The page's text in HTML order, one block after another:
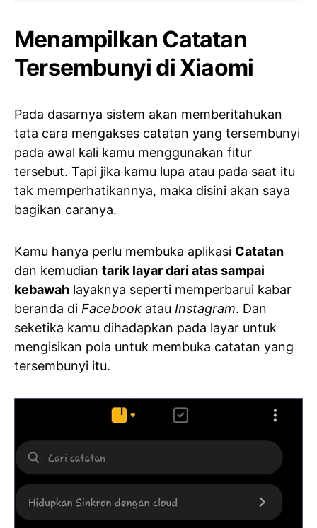
Menampilkan Catatan
Tersembunyi di Xiaomi
Pada dasarnya sistem akan memberitahukan
tata cara mengakses catatan yang tersembunyi
pada awal kali kamu menggunakan fitur
tersebut. Tapi jika kamu lupa atau pada saat itu
tak memperhatikannya, maka disini akan saya
bagikan caranya.
Kamu hanya perlu membuka aplikasi Catatan
dan kemudian tarik layar dari atas sampai
kebawah layaknya seperti memperbarui kabar
beranda di Facebook atau Instagram. Dan
seketika kamu dihadapkan pada layar untuk
mengisikan pola untuk membuka catatan yang
tersembunyi itu.